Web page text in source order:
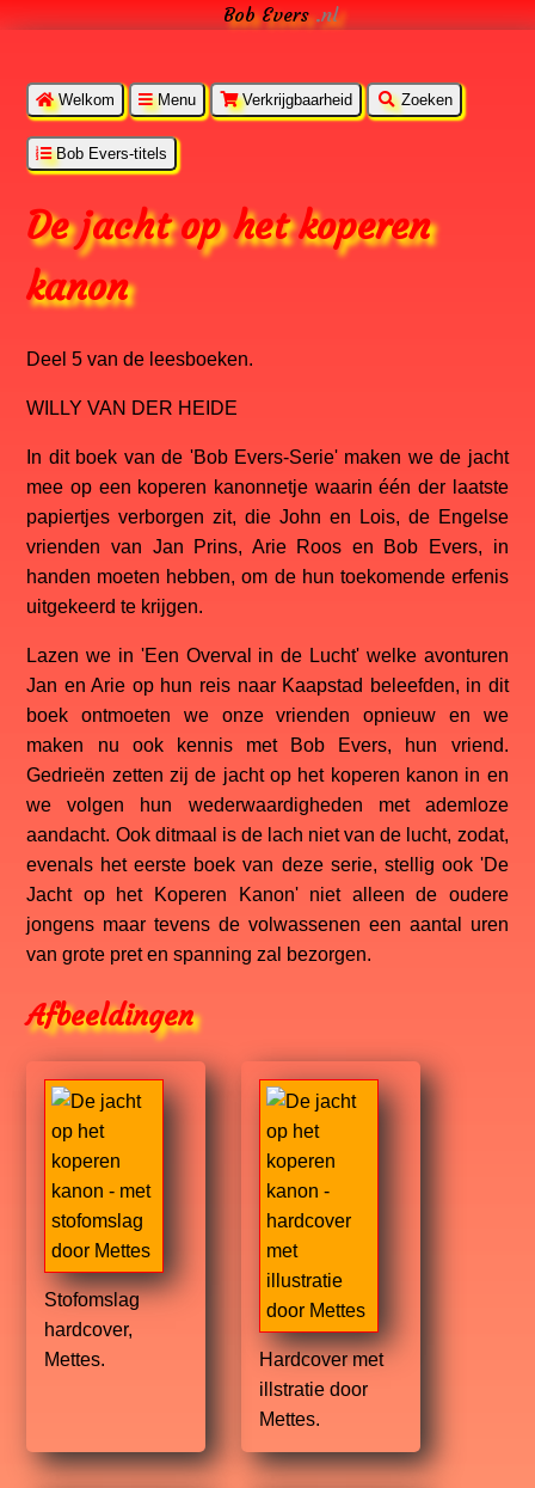
Bob Evers.nl
Welkom Menu Verkrijgbaarheid Zoeken
Bob Evers-titels
De jacht op het koperen
kanon
Deel 5 van de leesboeken.
WILLY VAN DER HEIDE
In dit boek van de 'Bob Evers-Serie' maken we de jacht
mee op een koperen kanonnetje waarin één der laatste
papiertjes verborgen zit, die John en Lois, de Engelse
vrienden van Jan Prins, Arie Roos en Bob Evers, in
handen moeten hebben, om de hun toekomende erfenis
uitgekeerd te krijgen.
Lazen we in 'Een Overval in de Lucht' welke avonturen
Jan en Arie op hun reis naar Kaapstad beleefden, in dit
boek ontmoeten we onze vrienden opnieuw en we
maken nu ook kennis met Bob Evers, hun vriend.
Gedrieën zetten zij de jacht op het koperen kanon in en
we volgen hun wederwaardigheden met ademloze
aandacht. Ook ditmaal is de lach niet van de lucht, zodat,
evenals het eerste boek van deze serie, stellig ook 'De
Jacht op het Koperen Kanon' niet alleen de oudere
jongens maar tevens de volwassenen een aantal uren
van grote pret en spanning zal bezorgen.
Afbeeldingen
Stofomslag
hardcover,
Mettes.
Hardcover met
illstratie door
Mettes.